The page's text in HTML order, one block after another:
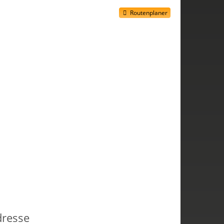
Routenplaner